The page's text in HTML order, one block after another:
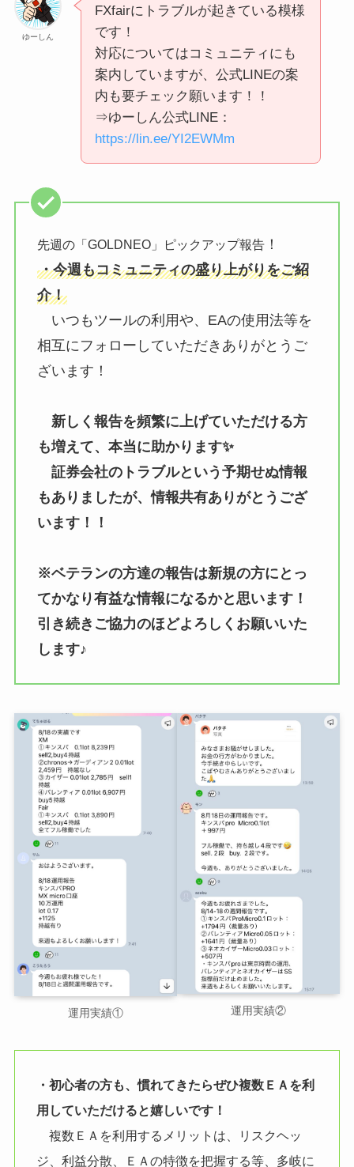
ゆーしん
FXfairにトラブルが起きている模様
です！
対応についてはコミュニティにも
案内していますが、公式LINEの案
内も要チェック願います！！
⇒ゆーしん公式LINE：
https://lin.ee/YI2EWMm
先週の「GOLDNEO」ピックアップ報告！
・今週もコミュニティの盛り上がりをご紹
介！
いつもツールの利用や、EAの使用法等を
相互にフォローしていただきありがとうご
ざいます！
新しく報告を頻繁に上げていただける方
も増えて、本当に助かります✨
証券会社のトラブルという予期せぬ情報
もありましたが、情報共有ありがとうござ
います！！
※ベテランの方達の報告は新規の方にとっ
てかなり有益な情報になるかと思います！
引き続きご協力のほどよろしくお願いいた
します♪
運用実績① 運用実績②
・初心者の方も、慣れてきたらぜひ複数ＥＡを利
用していただけると嬉しいです！
複数ＥＡを利用するメリットは、リスクヘッ
ジ、利益分散、ＥＡの特徴を把握する等、多岐に